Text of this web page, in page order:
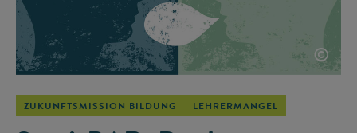
©
ZUKUNFTSMISSION BILDUNG LEHRERMANGEL